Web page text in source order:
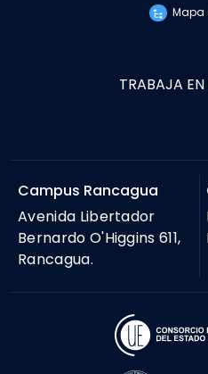
Mapa
TRABAJA
Campus Rancagua
Avenida Libertador
Bernardo O'Higgins 611,
Rancagua.